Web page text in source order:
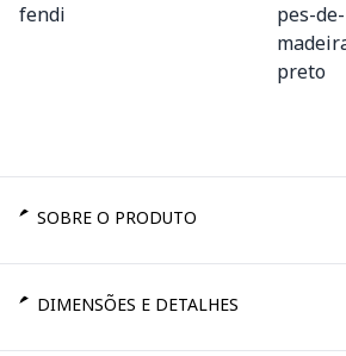
SOBRE O PRODUTO
DIMENSÕES E DETALHES